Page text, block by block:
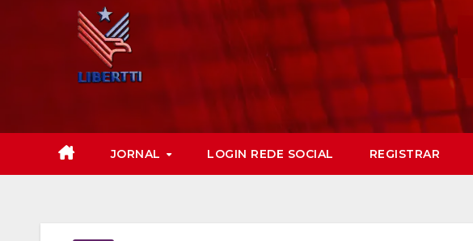
JORNAL LOGIN REDE SOCIAL REGISTRAR